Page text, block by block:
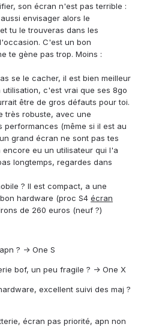
son écran n'est pas terrible :
envisager alors le
tu le trouveras dans les
C'est un bon
te gène pas trop. Moins :
se le cacher, il est bien meilleur
utilisation, c'est vrai que ses 8go
être de gros défauts pour toi.
très robuste, avec une
performances (même si il est au
grand écran ne sont pas tes
encore eu un utilisateur qui l'a
longtemps, regardes dans
? Il est compact, a une
hardware (proc S4 écran
de 260 euros (neuf ?)
? -> One S
bof, un peu fragile ? -> One X
excellent suivi des maj ?
écran pas priorité, apn non